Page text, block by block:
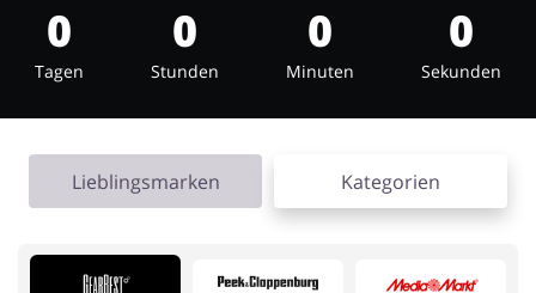
Sport & Hobby
0
Tagen
0
Stunden
0
Minuten
0
Sekunden
Lieblingsmarken Kategorien